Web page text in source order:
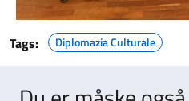
Tags: Diplomazia Culturale